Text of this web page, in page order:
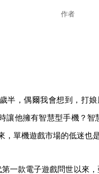
作者
半，偶爾我會想到，打
讓他擁有智慧型手機？
，單機遊戲市場的低迷也
第一款電子遊戲問世以來